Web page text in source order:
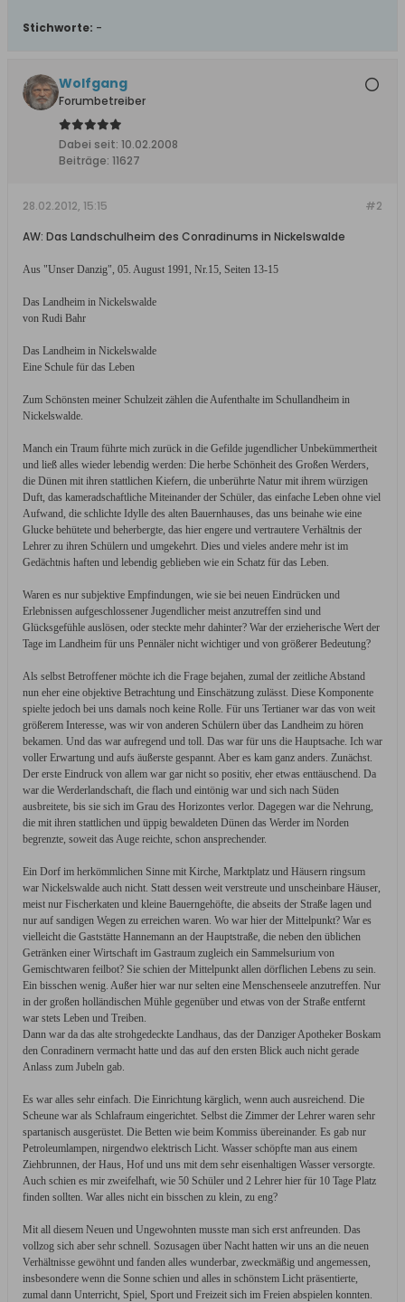
Stichworte: -
Wolfgang
Forumbetreiber
Dabei seit: 10.02.2008
Beiträge: 11627
#2
28.02.2012, 15:15
AW: Das Landschulheim des Conradinums in Nickelswalde
Aus "Unser Danzig", 05. August 1991, Nr.15, Seiten 13-15
Das Landheim in Nickelswalde
von Rudi Bahr
Das Landheim in Nickelswalde
Eine Schule für das Leben
Zum Schönsten meiner Schulzeit zählen die Aufenthalte im Schullandheim in
Nickelswalde.
Manch ein Traum führte mich zurück in die Gefilde jugendlicher Unbekümmertheit
und ließ alles wieder lebendig werden: Die herbe Schönheit des Großen Werders,
die Dünen mit ihren stattlichen Kiefern, die unberührte Natur mit ihrem würzigen
Duft, das kameradschaftliche Miteinander der Schüler, das einfache Leben ohne viel
Aufwand, die schlichte Idylle des alten Bauernhauses, das uns beinahe wie eine
Glucke behütete und beherbergte, das hier engere und vertrautere Verhältnis der
Lehrer zu ihren Schülern und umgekehrt. Dies und vieles andere mehr ist im
Gedächtnis haften und lebendig geblieben wie ein Schatz für das Leben.
Waren es nur subjektive Empfindungen, wie sie bei neuen Eindrücken und
Erlebnissen aufgeschlossener Jugendlicher meist anzutreffen sind und
Glücksgefühle auslösen, oder steckte mehr dahinter? War der erzieherische Wert der
Tage im Landheim für uns Pennäler nicht wichtiger und von größerer Bedeutung?
Als selbst Betroffener möchte ich die Frage bejahen, zumal der zeitliche Abstand
nun eher eine objektive Betrachtung und Einschätzung zulässt. Diese Komponente
spielte jedoch bei uns damals noch keine Rolle. Für uns Tertianer war das von weit
größerem Interesse, was wir von anderen Schülern über das Landheim zu hören
bekamen. Und das war aufregend und toll. Das war für uns die Hauptsache. Ich war
voller Erwartung und aufs äußerste gespannt. Aber es kam ganz anders. Zunächst.
Der erste Eindruck von allem war gar nicht so positiv, eher etwas enttäuschend. Da
war die Werderlandschaft, die flach und eintönig war und sich nach Süden
ausbreitete, bis sie sich im Grau des Horizontes verlor. Dagegen war die Nehrung,
die mit ihren stattlichen und üppig bewaldeten Dünen das Werder im Norden
begrenzte, soweit das Auge reichte, schon ansprechender.
Ein Dorf im herkömmlichen Sinne mit Kirche, Marktplatz und Häusern ringsum
war Nickelswalde auch nicht. Statt dessen weit verstreute und unscheinbare Häuser,
meist nur Fischerkaten und kleine Bauerngehöfte, die abseits der Straße lagen und
nur auf sandigen Wegen zu erreichen waren. Wo war hier der Mittelpunkt? War es
vielleicht die Gaststätte Hannemann an der Hauptstraße, die neben den üblichen
Getränken einer Wirtschaft im Gastraum zugleich ein Sammelsurium von
Gemischtwaren feilbot? Sie schien der Mittelpunkt allen dörflichen Lebens zu sein.
Ein bisschen wenig. Außer hier war nur selten eine Menschenseele anzutreffen. Nur
in der großen holländischen Mühle gegenüber und etwas von der Straße entfernt
war stets Leben und Treiben.
Dann war da das alte strohgedeckte Landhaus, das der Danziger Apotheker Boskam
den Conradinern vermacht hatte und das auf den ersten Blick auch nicht gerade
Anlass zum Jubeln gab.
Es war alles sehr einfach. Die Einrichtung kärglich, wenn auch ausreichend. Die
Scheune war als Schlafraum eingerichtet. Selbst die Zimmer der Lehrer waren sehr
spartanisch ausgerüstet. Die Betten wie beim Kommiss übereinander. Es gab nur
Petroleumlampen, nirgendwo elektrisch Licht. Wasser schöpfte man aus einem
Ziehbrunnen, der Haus, Hof und uns mit dem sehr eisenhaltigen Wasser versorgte.
Auch schien es mir zweifelhaft, wie 50 Schüler und 2 Lehrer hier für 10 Tage Platz
finden sollten. War alles nicht ein bisschen zu klein, zu eng?
Mit all diesem Neuen und Ungewohnten musste man sich erst anfreunden. Das
vollzog sich aber sehr schnell. Sozusagen über Nacht hatten wir uns an die neuen
Verhältnisse gewöhnt und fanden alles wunderbar, zweckmäßig und angemessen,
insbesondere wenn die Sonne schien und alles in schönstem Licht präsentierte,
zumal dann Unterricht, Spiel, Sport und Freizeit sich im Freien abspielen konnten.